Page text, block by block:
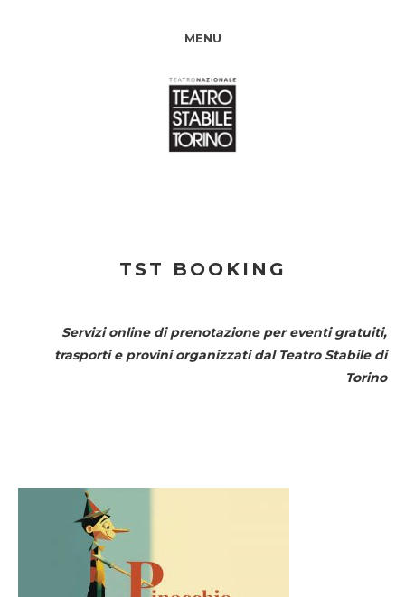
MENU
TST BOOKING
Servizi online di prenotazione per eventi gratuiti,
trasporti e provini organizzati dal Teatro Stabile di
Torino